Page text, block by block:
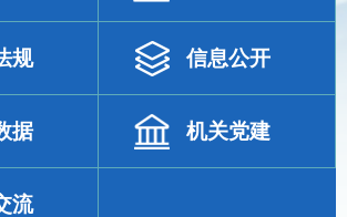
规 信息公开
据 机关党建
流